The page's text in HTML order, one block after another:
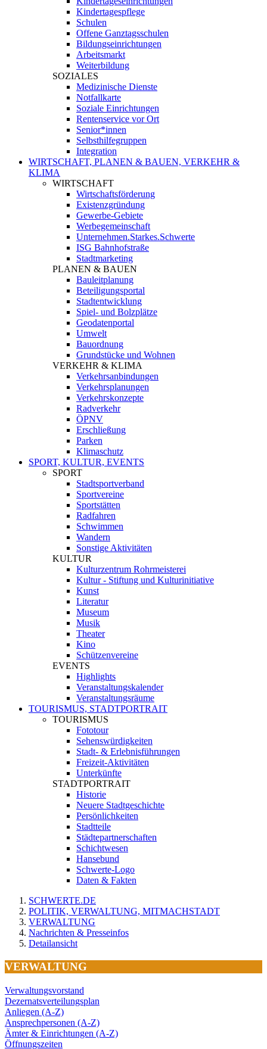
Kindertagespflege
Schulen
Offene Ganztagsschulen
Bildungseinrichtungen
Arbeitsmarkt
Weiterbildung
SOZIALES
Medizinische Dienste
Notfallkarte
Soziale Einrichtungen
Rentenservice vor Ort
Senior*innen
Selbsthilfegruppen
Integration
WIRTSCHAFT, PLANEN & BAUEN, VERKEHR &
KLIMA
WIRTSCHAFT
Wirtschaftsförderung
Existenzgründung
Gewerbe-Gebiete
Werbegemeinschaft
Unternehmen.Starkes.Schwerte
ISG Bahnhofstraße
Stadtmarketing
PLANEN & BAUEN
Bauleitplanung
Beteiligungsportal
Stadtentwicklung
Spiel- und Bolzplätze
Geodatenportal
Umwelt
Bauordnung
Grundstücke und Wohnen
VERKEHR & KLIMA
Verkehrsanbindungen
Verkehrsplanungen
Verkehrskonzepte
Radverkehr
ÖPNV
Erschließung
Parken
Klimaschutz
SPORT, KULTUR, EVENTS
SPORT
Stadtsportverband
Sportvereine
Sportstätten
Radfahren
Schwimmen
Wandern
Sonstige Aktivitäten
KULTUR
Kulturzentrum Rohrmeisterei
Kultur - Stiftung und Kulturinitiative
Kunst
Literatur
Museum
Musik
Theater
Kino
Schützenvereine
EVENTS
Highlights
Veranstaltungskalender
Veranstaltungsräume
TOURISMUS, STADTPORTRAIT
TOURISMUS
Fototour
Sehenswürdigkeiten
Stadt- & Erlebnisführungen
Freizeit-Aktivitäten
Unterkünfte
STADTPORTRAIT
Historie
Neuere Stadtgeschichte
Persönlichkeiten
Stadtteile
Städtepartnerschaften
Schichtwesen
Hansebund
Schwerte-Logo
Daten & Fakten
SCHWERTE.DE
POLITIK, VERWALTUNG, MITMACHSTADT
VERWALTUNG
Nachrichten & Presseinfos
Detailansicht
VERWALTUNG
Verwaltungsvorstand
Dezernatsverteilungsplan
Anliegen (A-Z)
Ansprechpersonen (A-Z)
Ämter & Einrichtungen (A-Z)
Öffnungszeiten